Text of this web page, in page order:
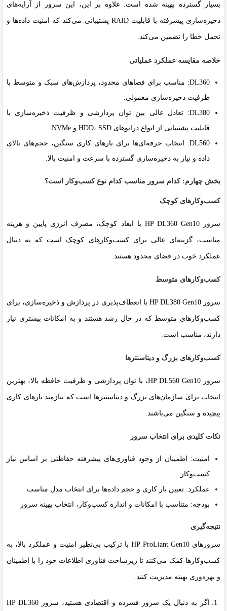
بسیار گسترده بهینه شده است. علاوه بر این، این سرور از آرایه‌های
ذخیره‌سازی پیشرفته با قابلیت RAID پشتیبانی می‌کند که امنیت داده‌ها و
تحمل خطا را تضمین می‌کند.
خلاصه مقایسه عملکرد عملیاتی
DL360:
مناسب برای فضاهای محدود، پردازش‌های سبک و متوسط با
ظرفیت ذخیره‌سازی معمولی.
DL380:
تعادل عالی بین توان پردازشی و ظرفیت ذخیره‌سازی با
قابلیت پشتیبانی از انواع درایوهای HDD، SSD و NVMe.
DL560:
انتخاب حرفه‌ای‌ها برای بارهای کاری سنگین، حجم‌های بالای
داده و نیاز به ذخیره‌سازی گسترده با سرعت و امنیت بالا.
بخش چهارم: کدام سرور مناسب کدام نوع کسب‌وکار است؟
کسب‌وکارهای کوچک
سرور HP DL360 Gen10 با ابعاد کوچک، مصرف انرژی پایین و هزینه
مناسب، گزینه‌ای عالی برای کسب‌وکارهای کوچک است که به دنبال
عملکرد خوب در فضای محدود هستند.
کسب‌وکارهای متوسط
سرور HP DL380 Gen10 با انعطاف‌پذیری در پردازش و ذخیره‌سازی، برای
کسب‌وکارهای متوسط که در حال رشد هستند و به امکانات بیشتری نیاز
دارند، مناسب است.
کسب‌وکارهای بزرگ و دیتاسنترها
سرور HP DL560 Gen10، با توان پردازشی و ظرفیت حافظه بالا، بهترین
انتخاب برای سازمان‌های بزرگ و دیتاسنترها است که نیازمند بارهای کاری
پیچیده و سنگین می‌باشند.
نکات کلیدی برای انتخاب سرور
امنیت: اطمینان از وجود فناوری‌های پیشرفته حفاظتی بر اساس نیاز
کسب‌وکار
عملکرد: تعیین بار کاری و حجم داده‌ها برای انتخاب مدل مناسب
بودجه: متناسب با امکانات و اندازه کسب‌وکار، انتخاب بهینه سرور
نتیجه‌گیری
سرورهای HP ProLiant Gen10 با ترکیب بی‌نظیر امنیت و عملکرد بالا، به
کسب‌وکارها کمک می‌کنند تا زیرساخت فناوری اطلاعات خود را با اطمینان
و بهره‌وری بهینه مدیریت کنند.
اگر به دنبال یک سرور فشرده و اقتصادی هستید، سرور HP DL360